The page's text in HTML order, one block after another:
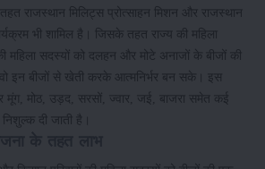
राजस्थान मिलिट्स प्रोत्साहन मिशन और राजस्थान
भी शामिल है। जिसके तहत राज्य की महिला
की महिला सदस्यों को दलहन और मोटे अनाजों के बीजों की
वो इन बीजों से खेती करके आत्मनिर्भर बन सके। इस
मूंग, मोठ, उड़द, सरसों, ज्वार, जई, बाजरा समेत कई
दी जाती है।